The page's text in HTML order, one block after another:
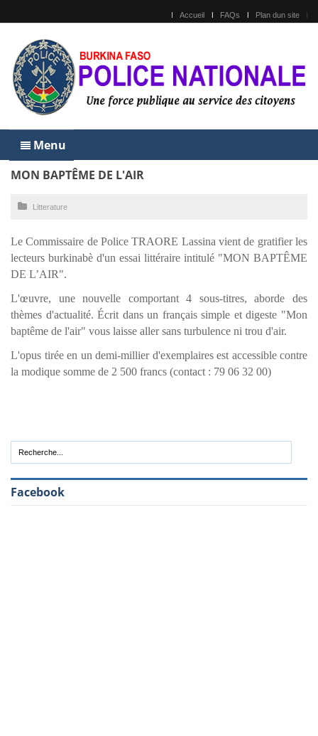
Accueil FAQs Plan dun site
Menu
MON BAPTÊME DE L'AIR
Litterature
Le Commissaire de Police TRAORE Lassina vient de gratifier les
lecteurs burkinabè d'un essai littéraire intitulé "MON BAPTÊME
DE L’AIR".
L'œuvre, une nouvelle comportant 4 sous-titres, aborde des
thèmes d'actualité. Écrit dans un français simple et digeste "Mon
baptême de l'air" vous laisse aller sans turbulence ni trou d'air.
L'opus tirée en un demi-millier d'exemplaires est accessible contre
la modique somme de 2 500 francs (contact : 79 06 32 00)
Facebook